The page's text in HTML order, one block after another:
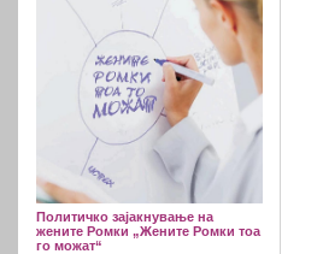
Политичко зајакнување на
жените Ромки „Жените Ромки тоа
го можат“